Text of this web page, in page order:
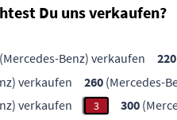
Du uns verkaufen?
(Mercedes-Benz) verkaufen 220
verkaufen 260 (Mercedes-
verkaufen 3 300